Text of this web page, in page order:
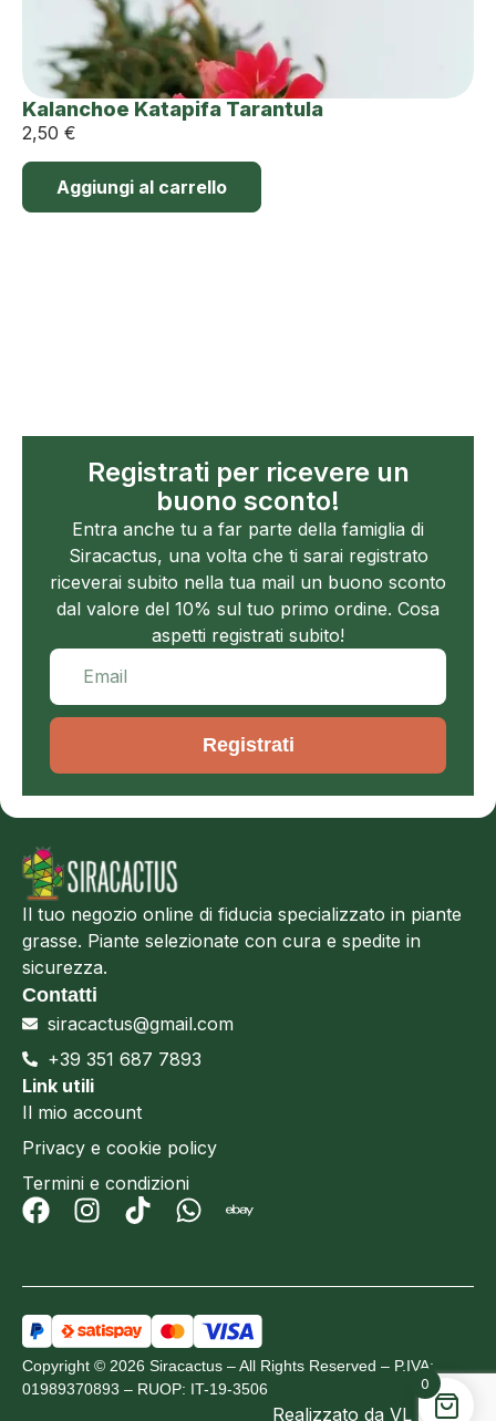
Kalanchoe Katapifa Tarantula
2,50 €
Aggiungi al carrello
Registrati per ricevere un
buono sconto!
Entra anche tu a far parte della famiglia di
Siracactus, una volta che ti sarai registrato
riceverai subito nella tua mail un buono sconto
dal valore del 10% sul tuo primo ordine. Cosa
aspetti registrati subito!
Registrati
Il tuo negozio online di fiducia specializzato in piante
grasse. Piante selezionate con cura e spedite in
sicurezza.
Contatti
siracactus@gmail.com
+39 351 687 7893
Link utili
Il mio account
Privacy e cookie policy
Termini e condizioni
Copyright © 2026 Siracactus – All Rights Reserved – P.IVA:
01989370893 – RUOP: IT-19-3506
Realizzato da VL Design
0